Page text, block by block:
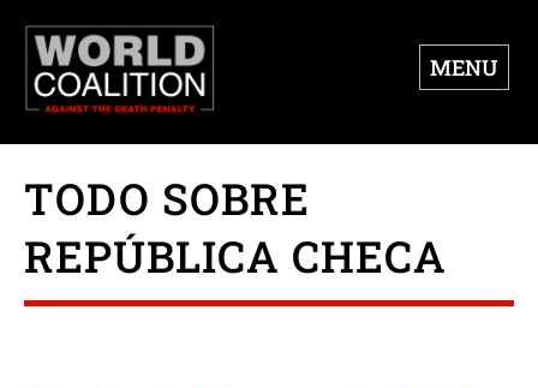
MENU
TODO SOBRE
REPÚBLICA CHECA